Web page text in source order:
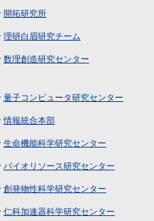
開拓研究所
理研白眉研究チーム
数理創造研究センター
量子コンピュータ研究センター
情報統合本部
生命機能科学研究センター
バイオリソース研究センター
創発物性科学研究センター
仁科加速器科学研究センター